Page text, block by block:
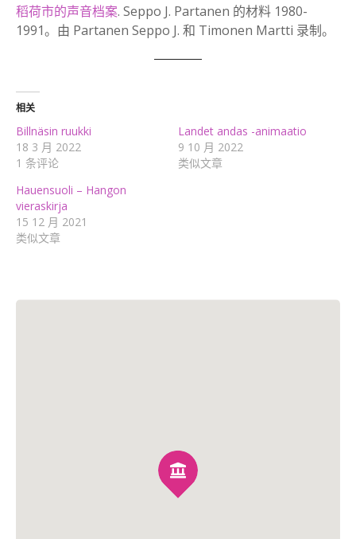
稻荷市的声音档案. Seppo J. Partanen 的材料 1980-
1991。由 Partanen Seppo J. 和 Timonen Martti 录制。
相关
Billnäsin ruukki
18 3 月 2022
1 条评论
Landet andas -animaatio
9 10 月 2022
类似文章
Hauensuoli – Hangon
vieraskirja
15 12 月 2021
类似文章